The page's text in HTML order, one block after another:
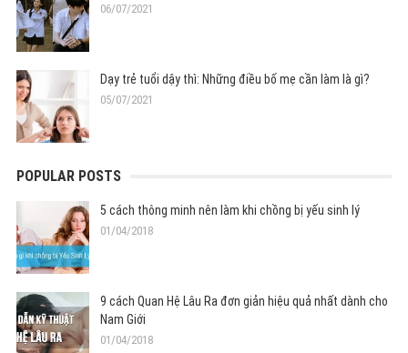
06/07/2021
Dạy trẻ tuổi dậy thì: Những điều bố mẹ cần làm là gì?
05/07/2021
POPULAR POSTS
5 cách thông minh nên làm khi chồng bị yếu sinh lý
01/04/2018
9 cách Quan Hệ Lâu Ra đơn giản hiệu quả nhất dành cho
Nam Giới
01/04/2018